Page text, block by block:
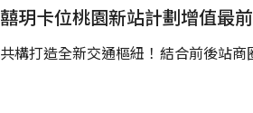
玥卡位桃園新站計劃增值最
構打造全新交通樞紐！結合前後站